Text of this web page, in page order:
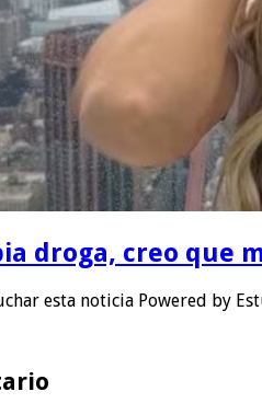
droga, creo que
esta noticia Powered by